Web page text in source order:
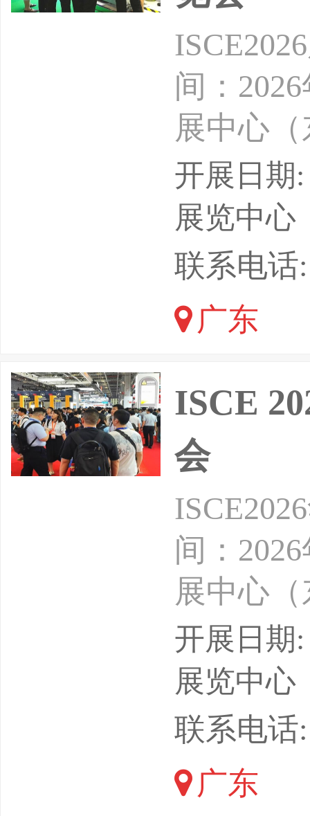
间：
展中心
盟、海
承办单
智慧工
计算及
开展日期
展览中心
联系电话:
广东
ISCE
会
间：
展中心
盟、海
承办单
目前3D
作为“中
开展日期
展览中心
联系电话:
广东